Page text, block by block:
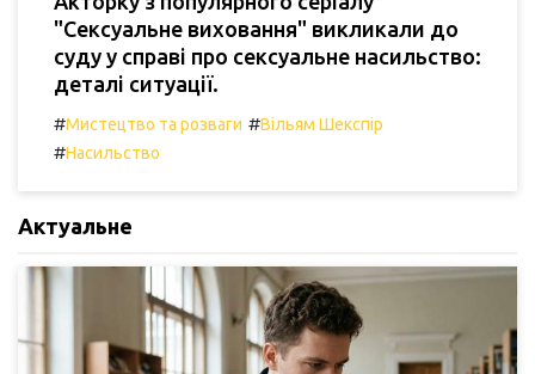
"Сексуальне виховання" викликали до
суду у справі про сексуальне насильство:
деталі ситуації.
#Мистецтво та розваги #Вільям Шекспір
#Насильство
Актуальне